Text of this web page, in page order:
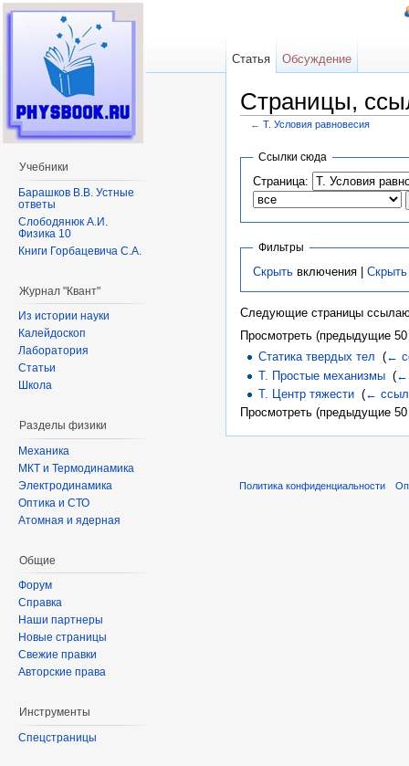
Страницы,
← Т. Условия равновесия
Ссылки сюда
Страница:
Фильтры
Скрытьвключения | Скрыть
Следующие страницы
Просмотреть (предыдущие
Статика твердых тел ‎(←
Т. Простые механизмы ‎(←
Т. Центр тяжести ‎(←
Просмотреть (предыдущие
Статья Обсуждение
Учебники
Барашков В.В. Устные
ответы
Слободянюк А.И.
Физика 10
Книги Горбацевича С.А.
Журнал "Квант"
Из истории науки
Калейдоскоп
Лаборатория
Статьи
Школа
Разделы физики
Механика
МКТ и Термодинамика
Электродинамика
Оптика и СТО
Атомная и ядерная
Общие
Форум
Справка
Наши партнеры
Новые страницы
Свежие правки
Авторские права
Инструменты
Спецстраницы
Политика конфиденциальности